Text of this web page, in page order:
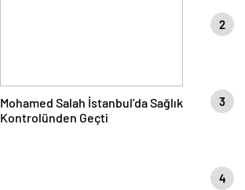
Mohamed Salah İstanbul’da Sağlık
Kontrolünden Geçti
2
3
4